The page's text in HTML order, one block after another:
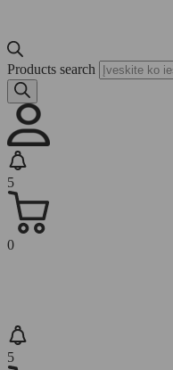
Products search
5
0
5